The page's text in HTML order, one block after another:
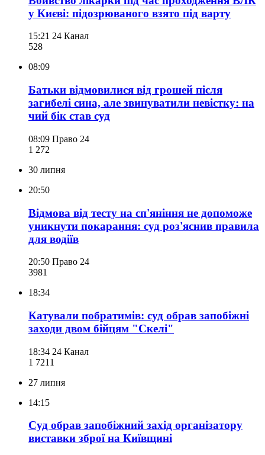
у Києві: підозрюваного взято під варту
15:21 24 Канал
528
08:09
Батьки відмовилися від грошей після
загибелі сина, але звинуватили невістку: на
чий бік став суд
08:09 Право 24
1 272
30 липня
20:50
Відмова від тесту на сп'яніння не допоможе
уникнути покарання: суд роз'яснив правила
для водіїв
20:50 Право 24
3981
18:34
Катували побратимів: суд обрав запобіжні
заходи двом бійцям "Скелі"
18:34 24 Канал
1 721 1
27 липня
14:15
Суд обрав запобіжний захід організатору
виставки зброї на Київщині